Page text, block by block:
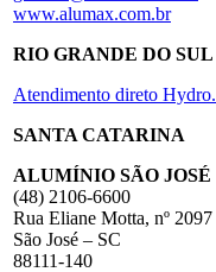
www.alumax.com.br
RIO GRANDE DO SUL
Atendimento direto Hydro.
SANTA CATARINA
ALUMÍNIO SÃO JOSÉ
(48) 2106-6600
Rua Eliane Motta, nº 2097
São José – SC
88111-140